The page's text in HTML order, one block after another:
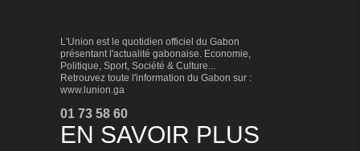
L'Union est le quotidien officiel du Gabon
présentant l'actualité gabonaise. Economie,
Politique, Sport, Société & Culture...
Retrouvez toute l'information du Gabon sur :
www.lunion.ga
01 73 58 60
EN SAVOIR PLUS